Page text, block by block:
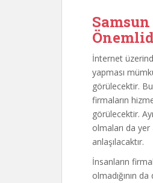
İnternet
yapması
görülecektir.
firmaların
görülecektir.
olmaları da
anlaşılacaktır.
İnsanların
olmadığının